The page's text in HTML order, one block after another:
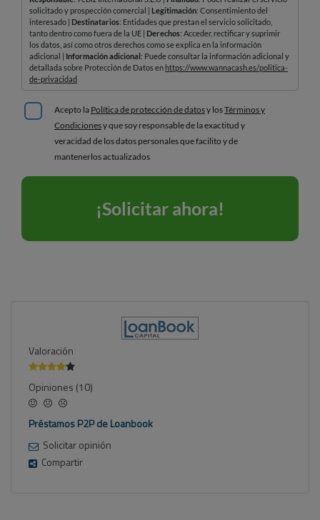
Valoración
Opiniones (10)
Préstamos P2P de Loanbook
Solicitar opinión
Compartir